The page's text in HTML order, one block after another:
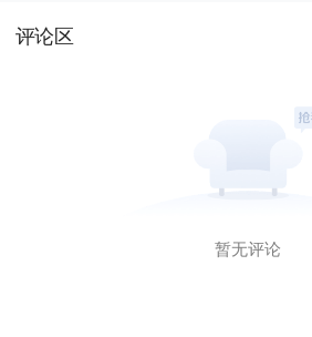
评论区
暂无评论